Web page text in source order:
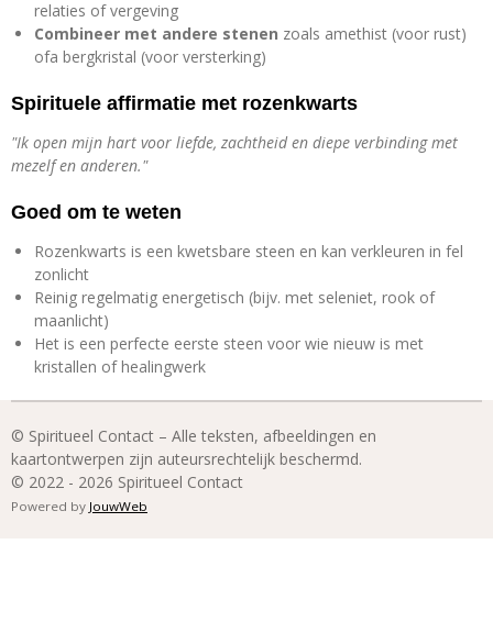
relaties of vergeving
Combineer met andere stenen zoals amethist (voor rust)
ofa bergkristal (voor versterking)
Spirituele affirmatie met rozenkwarts
"Ik open mijn hart voor liefde, zachtheid en diepe verbinding met
mezelf en anderen."
Goed om te weten
Rozenkwarts is een kwetsbare steen en kan verkleuren in fel
zonlicht
Reinig regelmatig energetisch (bijv. met seleniet, rook of
maanlicht)
Het is een perfecte eerste steen voor wie nieuw is met
kristallen of healingwerk
© Spiritueel Contact – Alle teksten, afbeeldingen en
kaartontwerpen zijn auteursrechtelijk beschermd.
© 2022 - 2026 Spiritueel Contact
Powered by JouwWeb